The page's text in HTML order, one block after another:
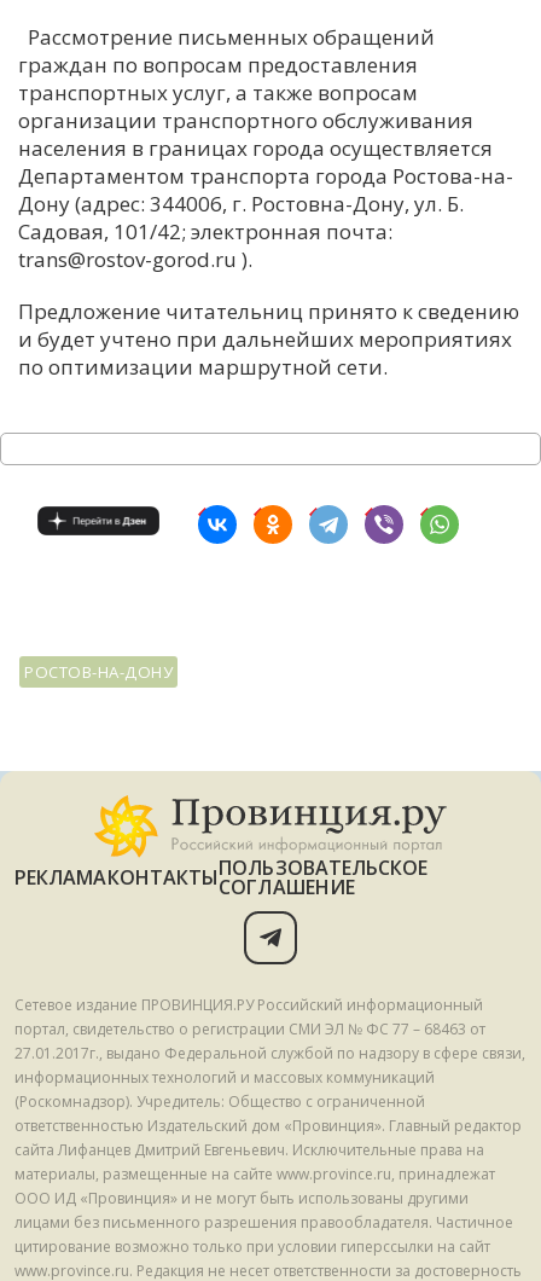
Рассмотрение письменных обращений
граждан по вопросам предоставления
транспортных услуг, а также вопросам
организации транспортного обслуживания
населения в границах города осуществляется
Департаментом транспорта города Ростова-на-
Дону (адрес: 344006, г. Ростовна-Дону, ул. Б.
Садовая, 101/42; электронная почта:
trans@rostov-gorod.ru ).
Предложение читательниц принято к сведению
и будет учтено при дальнейших мероприятиях
по оптимизации маршрутной сети.
РОСТОВ-НА-ДОНУ
РЕКЛАМАКОНТАКТЫПОЛЬЗОВАТЕЛЬСКОЕ
СОГЛАШЕНИЕ
Сетевое издание ПРОВИНЦИЯ.РУ Российский информационный
портал, свидетельство о регистрации СМИ ЭЛ № ФС 77 – 68463 от
27.01.2017г., выдано Федеральной службой по надзору в сфере связи,
информационных технологий и массовых коммуникаций
(Роскомнадзор). Учредитель: Общество с ограниченной
ответственностью Издательский дом «Провинция». Главный редактор
сайта Лифанцев Дмитрий Евгеньевич. Исключительные права на
материалы, размещенные на сайте www.province.ru, принадлежат
ООО ИД «Провинция» и не могут быть использованы другими
лицами без письменного разрешения правообладателя. Частичное
цитирование возможно только при условии гиперссылки на сайт
www.province.ru. Редакция не несет ответственности за достоверность